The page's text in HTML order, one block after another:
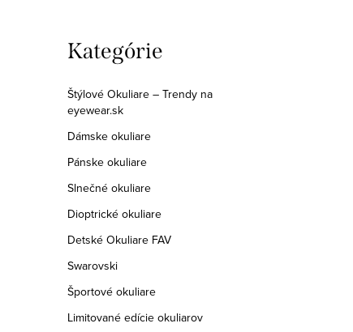
o
č
n
ý
p
a
n
e
l
Preskočiť
kategórie
Kategórie
Štýlové Okuliare – Trendy na
eyewear.sk
Dámske okuliare
Pánske okuliare
Slnečné okuliare
Dioptrické okuliare
Detské Okuliare FAV
Swarovski
Športové okuliare
Limitované edície okuliarov